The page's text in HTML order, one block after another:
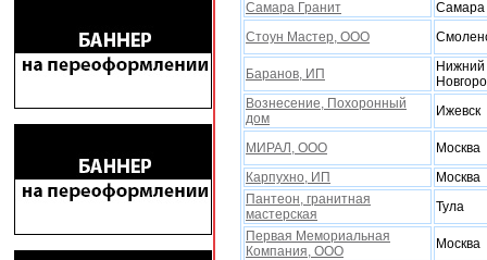
Самара Гранит
Самара
Стоун Мастер, ООО
Баранов, ИП
Нижний
Вознесение, Поxоронный
дом
Ижевск
МИРАЛ, ООО
Москва
Карпухно, ИП
Москва
Пантеон, гранитная
мастерская
Тула
Первая Мемориальная
Компания, ООО
Москва